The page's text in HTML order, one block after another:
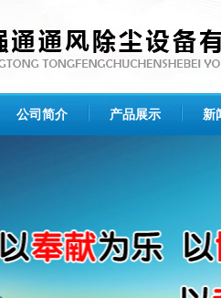
公司简介 产品展示 新